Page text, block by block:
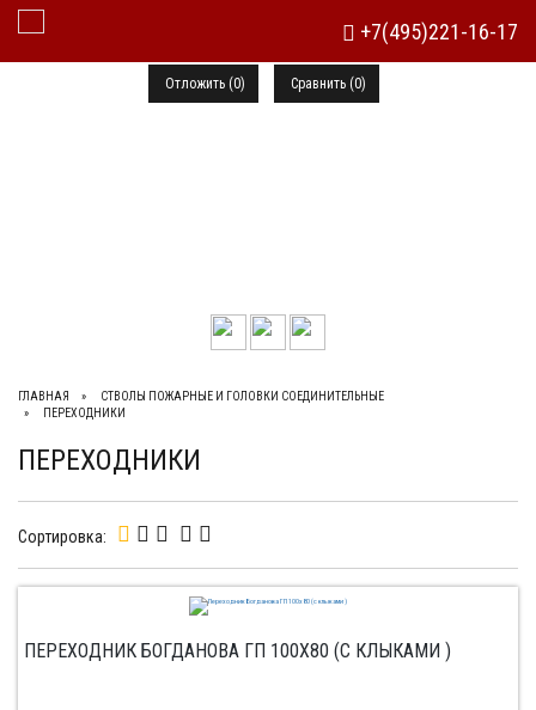
Отложить (0) Сравнить (0)
+7(495)221-16-17
Toggle Navigation
ГЛАВНАЯ
СТВОЛЫ ПОЖАРНЫЕ И ГОЛОВКИ СОЕДИНИТЕЛЬНЫЕ
ПЕРЕХОДНИКИ
ПЕРЕХОДНИКИ
Сортировка:
ПЕРЕХОДНИК БОГДАНОВА ГП 100Х80 (С КЛЫКАМИ )